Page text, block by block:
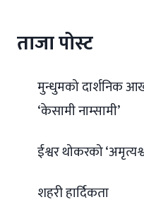
ताजा पोस्ट
मुन्धुमको दार्शनिक
‘केसामी नाम्सामी’
ईश्वर थोकरको
शहरी हार्दिकता